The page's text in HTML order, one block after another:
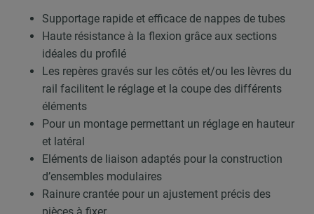
Supportage rapide et efficace de nappes de tubes
Haute résistance à la flexion grâce aux sections
idéales du profilé
Les repères gravés sur les côtés et/ou les lèvres du
rail facilitent le réglage et la coupe des différents
éléments
Pour un montage permettant un réglage en hauteur
et latéral
Eléments de liaison adaptés pour la construction
d’ensembles modulaires
Rainure crantée pour un ajustement précis des